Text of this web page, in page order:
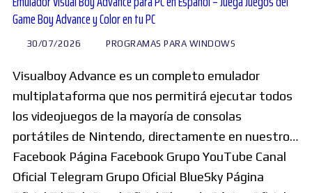
Game Boy Advance y Color en tu PC
30/07/2026 PROGRAMAS PARA WINDOWS
Visualboy Advance es un completo emulador
multiplataforma que nos permitirá ejecutar todos
los videojuegos de la mayoría de consolas
portátiles de Nintendo, directamente en nuestro…
Facebook Página Facebook Grupo YouTube Canal
Oficial Telegram Grupo Oficial BlueSky Página